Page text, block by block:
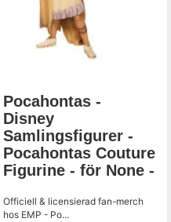
Pocahontas -
Disney
Samlingsfigurer -
Pocahontas Couture
Figurine - för None -
Officiell & licensierad fan-merch
hos EMP - Po...